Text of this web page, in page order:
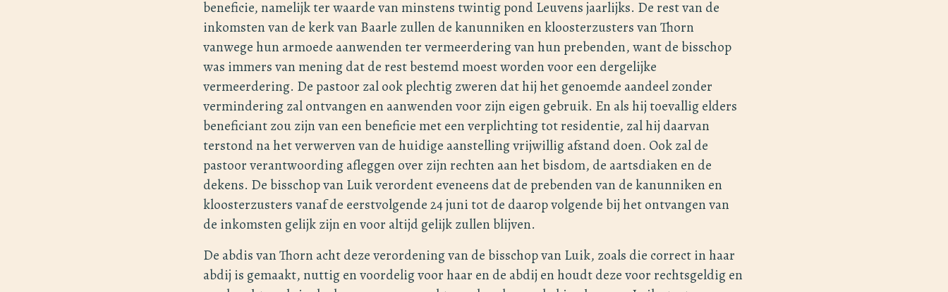
beneficie, namelijk ter waarde van minstens twintig pond Leuvens jaarlijks. De rest van de
inkomsten van de kerk van Baarle zullen de kanunniken en kloosterzusters van Thorn
vanwege hun armoede aanwenden ter vermeerdering van hun prebenden, want de bisschop
was immers van mening dat de rest bestemd moest worden voor een dergelijke
vermeerdering. De pastoor zal ook plechtig zweren dat hij het genoemde aandeel zonder
vermindering zal ontvangen en aanwenden voor zijn eigen gebruik. En als hij toevallig elders
beneficiant zou zijn van een beneficie met een verplichting tot residentie, zal hij daarvan
terstond na het verwerven van de huidige aanstelling vrijwillig afstand doen. Ook zal de
pastoor verantwoording afleggen over zijn rechten aan het bisdom, de aartsdiaken en de
dekens. De bisschop van Luik verordent eveneens dat de prebenden van de kanunniken en
kloosterzusters vanaf de eerstvolgende 24 juni tot de daarop volgende bij het ontvangen van
de inkomsten gelijk zijn en voor altijd gelijk zullen blijven.
De abdis van Thorn acht deze verordening van de bisschop van Luik, zoals die correct in haar
abdij is gemaakt, nuttig en voordelig voor haar en de abdij en houdt deze voor rechtsgeldig en